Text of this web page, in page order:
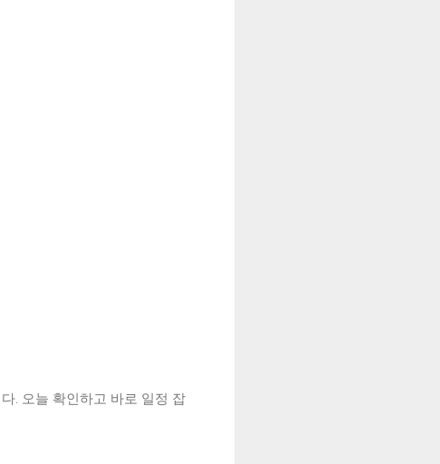
. 오늘 확인하고 바로 일정 잡